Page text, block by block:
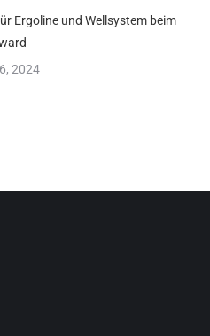
Ergoline und Wellsystem beim
2024